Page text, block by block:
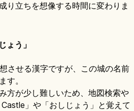
り立ちを想像する時間に変わりま
ょう」
させる漢字ですが、この城の名前
す。
方が少し難しいため、地図検索や
」や「おしじょう」と覚えて